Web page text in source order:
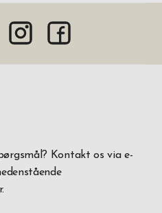
Kontakt os via e-